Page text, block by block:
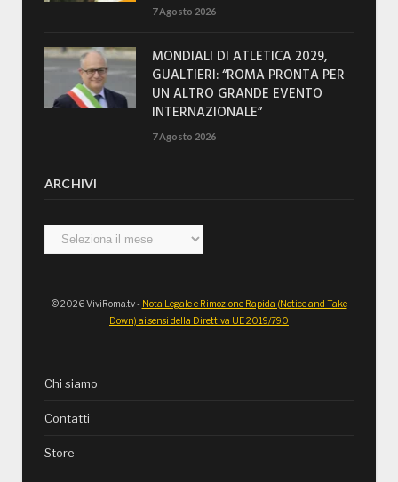
7 Agosto 2026
MONDIALI DI ATLETICA 2029,
GUALTIERI: “ROMA PRONTA PER
UN ALTRO GRANDE EVENTO
INTERNAZIONALE”
7 Agosto 2026
ARCHIVI
Archivi
© 2026 ViviRoma.tv - Nota Legale e Rimozione Rapida (Notice and Take
Down) ai sensi della Direttiva UE 2019/790
Chi siamo
Contatti
Store